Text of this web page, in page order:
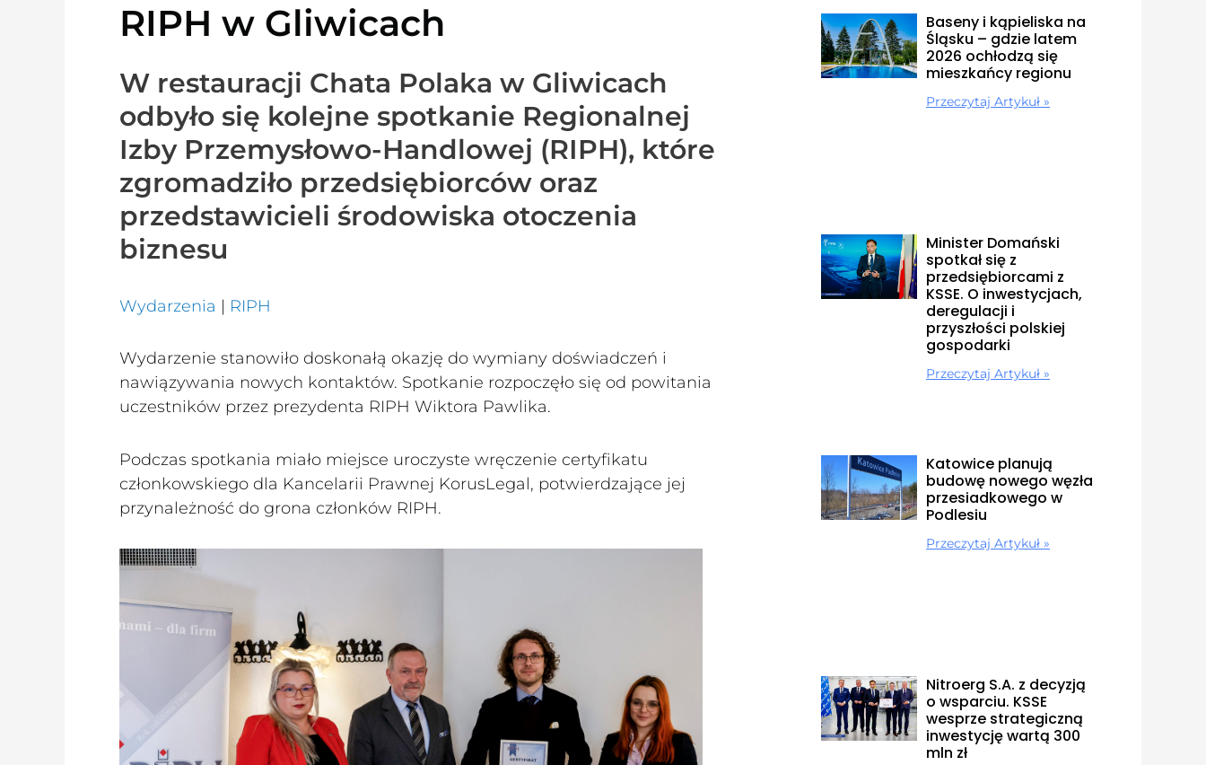
RIPH w Gliwicach
W restauracji Chata Polaka w Gliwicach
odbyło się kolejne spotkanie Regionalnej
Izby Przemysłowo-Handlowej (RIPH), które
zgromadziło przedsiębiorców oraz
przedstawicieli środowiska otoczenia
biznesu
Wydarzenia | RIPH
Wydarzenie stanowiło doskonałą okazję do wymiany doświadczeń i
nawiązywania nowych kontaktów. Spotkanie rozpoczęło się od powitania
uczestników przez prezydenta RIPH Wiktora Pawlika.
Podczas spotkania miało miejsce uroczyste wręczenie certyfikatu
członkowskiego dla Kancelarii Prawnej KorusLegal, potwierdzające jej
przynależność do grona członków RIPH.
Baseny i kąpieliska na
Śląsku – gdzie latem
2026 ochłodzą się
mieszkańcy regionu
Przeczytaj Artykuł »
Minister Domański
spotkał się z
przedsiębiorcami z
KSSE. O inwestycjach,
deregulacji i
przyszłości polskiej
gospodarki
Przeczytaj Artykuł »
Katowice planują
budowę nowego węzła
przesiadkowego w
Podlesiu
Przeczytaj Artykuł »
Nitroerg S.A. z decyzją
o wsparciu. KSSE
wesprze strategiczną
inwestycję wartą 300
mln zł